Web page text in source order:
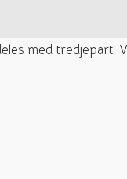
med tredjepart.